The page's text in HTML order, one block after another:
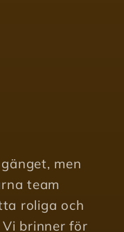
men
team
roliga och
brinner för